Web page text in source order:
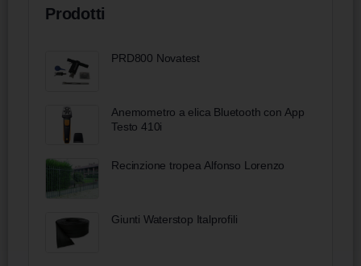
Prodotti
PRD800 Novatest
Anemometro a elica Bluetooth con App
Testo 410i
Recinzione tropea Alfonso Lorenzo
Giunti Waterstop Italprofili